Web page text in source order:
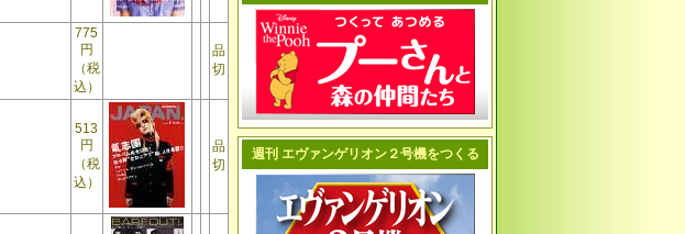
775
円
（税
込）
品
切
513
円
（税
込）
品
切
週刊 エヴァンゲリオン２号機をつくる